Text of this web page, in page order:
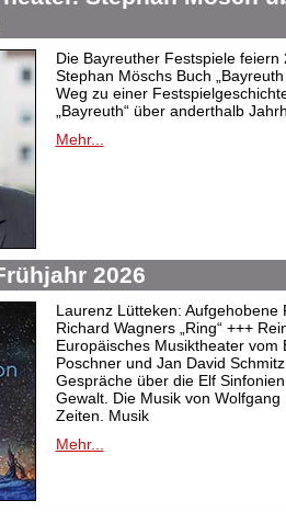
Die Bayreuther Festspiele
Stephan Möschs Buch
Weg zu einer
„Bayreuth“ über anderthalb
Mehr...
2026
Laurenz Lütteken: Aufgehobene
Richard Wagners „Ring“ +++
Europäisches Musiktheater vom
Poschner und Jan David
Gespräche über die Elf
Gewalt. Die Musik von
Zeiten. Musik
Mehr...